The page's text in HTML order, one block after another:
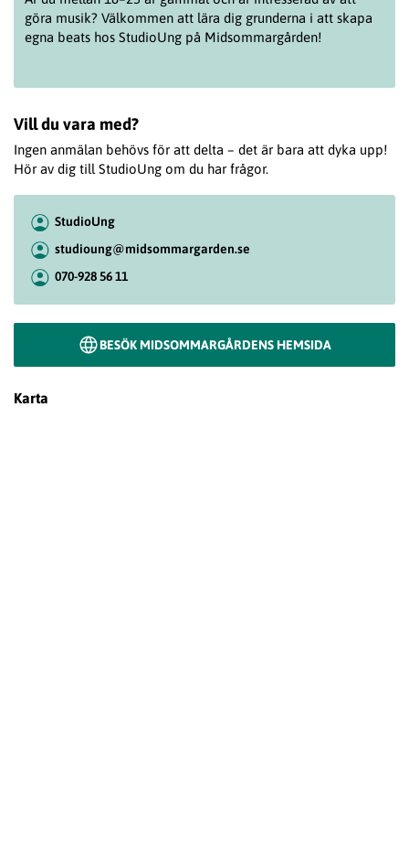
göra musik? Välkommen att lära dig grunderna i att skapa
egna beats hos StudioUng på Midsommargården!
Vill du vara med?
Ingen anmälan behövs för att delta – det är bara att dyka upp!
Hör av dig till StudioUng om du har frågor.
StudioUng
studioung@midsommargarden.se
070-928 56 11
BESÖK MIDSOMMARGÅRDENS HEMSIDA
Karta